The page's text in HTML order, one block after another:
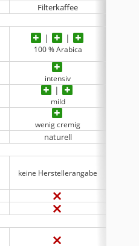
Filterkaffee
100 % Arabica
intensiv
mild
wenig cremig
naturell
keine Herstellerangabe